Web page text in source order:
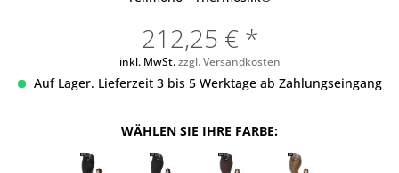
212,25 € *
inkl. MwSt.zzgl. Versandkosten
Auf Lager. Lieferzeit 3 bis 5 Werktage ab Zahlungseingang
WÄHLEN SIE IHRE FARBE: